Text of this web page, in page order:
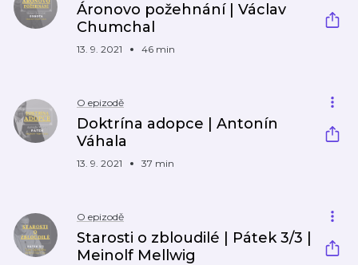
Áronovo požehnání | Václav
Chumchal
13. 9. 2021 46 min
O epizodě
Doktrína adopce | Antonín
Váhala
13. 9. 2021 37 min
O epizodě
Starosti o zbloudilé | Pátek 3/3 |
Meinolf Mellwig